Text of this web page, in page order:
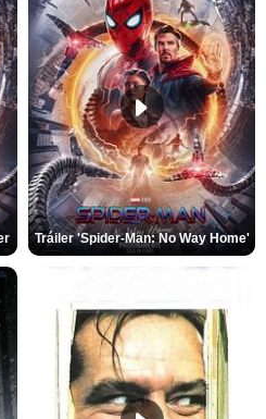
Tráiler 'Spider-Man: No Way Home'